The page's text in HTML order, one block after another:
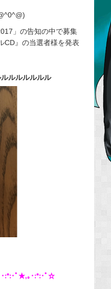
」の告知の中で募集
CD』の当選者様を発表
ルルルルルル
:*:･ﾟ★,｡･:*:･ﾟ☆